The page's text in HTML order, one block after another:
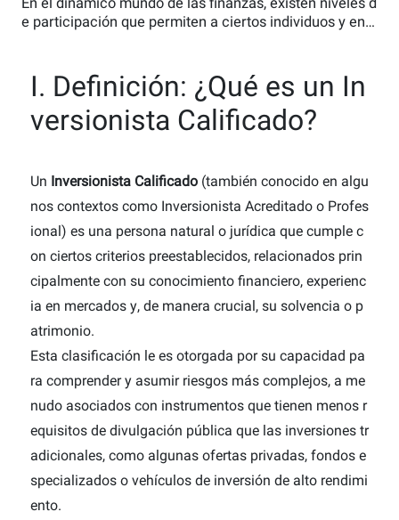
En el dinámico mundo de las finanzas, existen niveles d
e participación que permiten a ciertos individuos y enti
umbral de experiencia y capacidad económica que abr
e las puertas a mercados y productos que no están dis
ponibles para el público general. A continuación, explor
aremos en detalle este concepto clave para entender l
I. Definición: ¿Qué es un In
versionista Calificado?
Un Inversionista Calificado (también conocido en algu
nos contextos como Inversionista Acreditado o Profes
ional) es una persona natural o jurídica que cumple c
on ciertos criterios preestablecidos, relacionados prin
cipalmente con su conocimiento financiero, experienc
ia en mercados y, de manera crucial, su solvencia o p
atrimonio.
Esta clasificación le es otorgada por su capacidad pa
ra comprender y asumir riesgos más complejos, a me
nudo asociados con instrumentos que tienen menos r
equisitos de divulgación pública que las inversiones tr
adicionales, como algunas ofertas privadas, fondos e
specializados o vehículos de inversión de alto rendimi
ento.